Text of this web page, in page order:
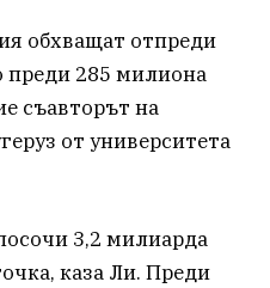
обхващат отпреди
преди 285 милиона
съавторът на
от университета
3,2 милиарда
каза Ли. Преди